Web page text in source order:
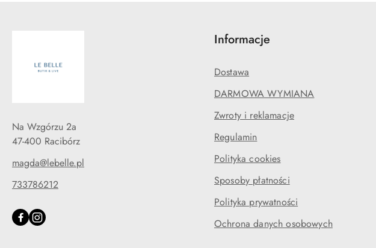
Na Wzgórzu 2a
47-400 Racibórz
magda@lebelle.pl
733786212
Informacje
Dostawa
DARMOWA WYMIANA
Zwroty i reklamacje
Regulamin
Polityka cookies
Sposoby płatności
Polityka prywatności
Ochrona danych osobowych